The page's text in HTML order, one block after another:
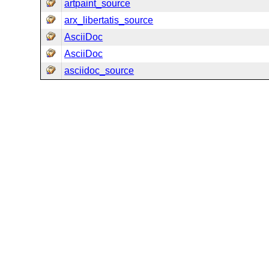
artpaint_source
arx_libertatis_source
AsciiDoc
AsciiDoc
asciidoc_source